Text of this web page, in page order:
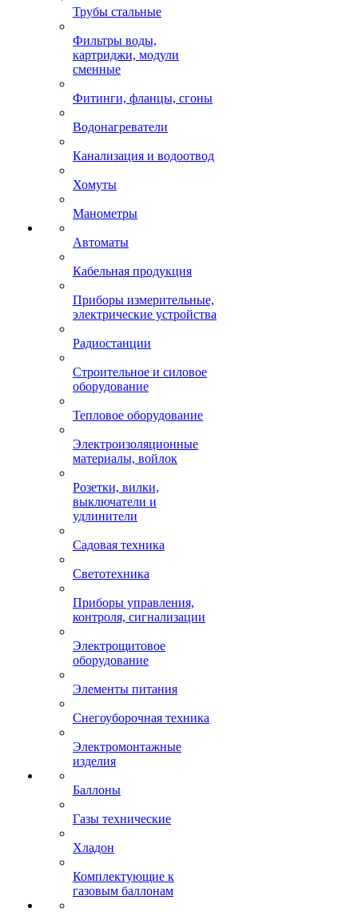
Трубы стальные
Фильтры воды,
картриджи, модули
сменные
Фитинги, фланцы, сгоны
Водонагреватели
Канализация и водоотвод
Хомуты
Манометры
Автоматы
Кабельная продукция
Приборы измерительные,
электрические устройства
Радиостанции
Строительное и силовое
оборудование
Тепловое оборудование
Электроизоляционные
материалы, войлок
Розетки, вилки,
выключатели и
удлинители
Садовая техника
Светотехника
Приборы управления,
контроля, сигнализации
Электрощитовое
оборудование
Элементы питания
Снегоуборочная техника
Электромонтажные
изделия
Баллоны
Газы технические
Хладон
Комплектующие к
газовым баллонам